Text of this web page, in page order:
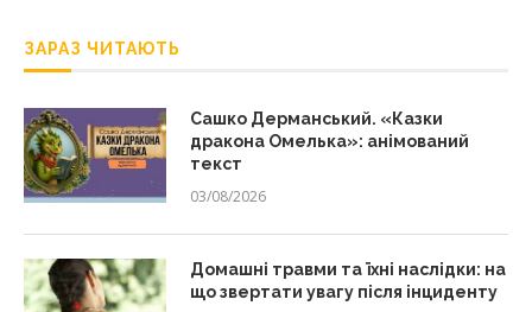
ЗАРАЗ ЧИТАЮТЬ
Сашко Дерманський. «Казки
дракона Омелька»: анімований
текст
03/08/2026
Домашні травми та їхні наслідки: на
що звертати увагу після інциденту